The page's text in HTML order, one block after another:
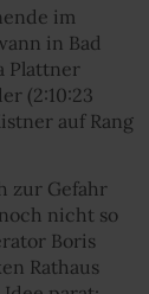
im
in Bad
Plattner
(2:10:23
auf Rang
zur Gefahr
nicht so
Boris
Rathaus